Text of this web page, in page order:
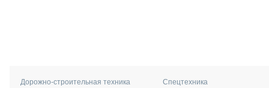
Дорожно-строительная техника Спецтехника